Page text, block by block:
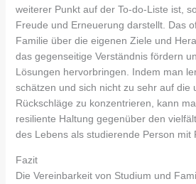
weiterer Punkt auf der To-do-Liste ist,
Freude und Erneuerung darstellt. Das
Familie über die eigenen Ziele und
das gegenseitige Verständnis fördern
Lösungen hervorbringen. Indem man
schätzen und sich nicht zu sehr auf die
Rückschläge zu konzentrieren, kann
resiliente Haltung gegenüber den
des Lebens als studierende Person mit
Fazit
Die Vereinbarkeit von Studium und